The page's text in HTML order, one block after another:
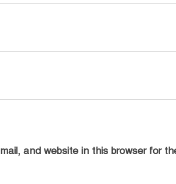
and website in this browser for